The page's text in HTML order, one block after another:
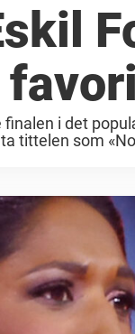
i det
tittelen som